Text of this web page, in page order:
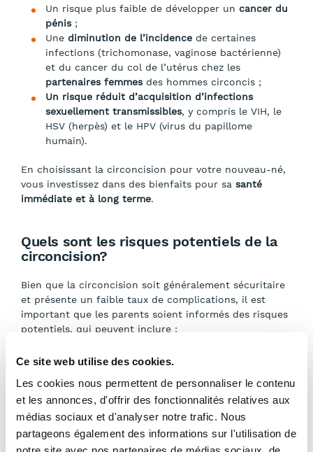
Ce site web utilise des cookies.
Les cookies nous permettent de personnaliser le contenu
et les annonces, d'offrir des fonctionnalités relatives aux
médias sociaux et d'analyser notre trafic. Nous
partageons également des informations sur l'utilisation de
Un risque plus faible de développer un cancer du
pénis;
Une diminution de l’incidence de certaines
infections (trichomonase, vaginose bactérienne)
et du cancer du col de l’utérus chez les
partenaires femmesdes hommes circoncis ;
Un risque réduit d’acquisition d’infections
sexuellement transmissibles, y compris le VIH, le
HSV (herpès) et le HPV (virus du papillome
humain).
En choisissant la circoncision pour votre nouveau-né,
vous investissez dans des bienfaits pour sa santé
immédiate et à long terme.
Quels sont les risques potentiels de la
circoncision?
Bien que la circoncision soit généralement sécuritaire
et présente un faible taux de complications, il est
important que les parents soient informés des risques
potentiels, qui peuvent inclure :
Légers saignements;
Dans de rares cas, une blessure au pénis .
Notre équipe médicale prend toutes les précautions
nécessaires pour minimiser ces risques et assurer la
sécurité
de votre enfant.